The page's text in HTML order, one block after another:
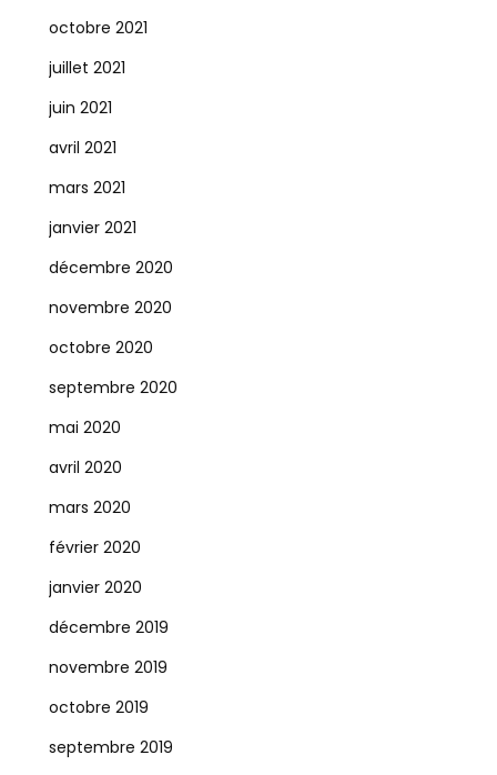
octobre 2021
juillet 2021
juin 2021
avril 2021
mars 2021
janvier 2021
décembre 2020
novembre 2020
octobre 2020
septembre 2020
mai 2020
avril 2020
mars 2020
février 2020
janvier 2020
décembre 2019
novembre 2019
octobre 2019
septembre 2019